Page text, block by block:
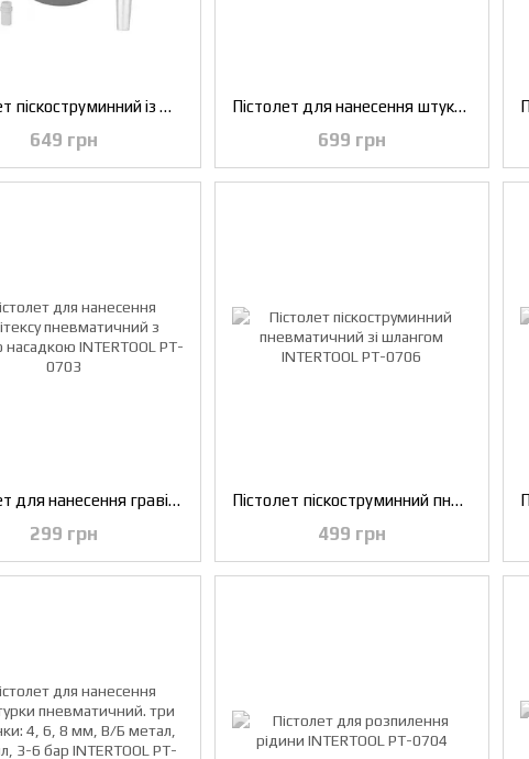
Пістолет піскоструминний із шлангом, 1 металева 6 мм та 4 керамічних форсунки 4,5 мм, 5,0 мм, 6,0 мм, 7,0 мм INTERTOOL PT-0708
649 грн
Пістолет для нанесення штукатурки пневматичний, 4-8 мм, В/Б пластиковий, 7000 мл. 3-6 бар INTERTOOL PT-0402
699 грн
Пістолет для нанесення гравітексу пневматичний з гнучкою насадкою INTERTOOL PT-0703
299 грн
Пістолет піскоструминний пневматичний зі шлангом INTERTOOL PT-0706
499 грн